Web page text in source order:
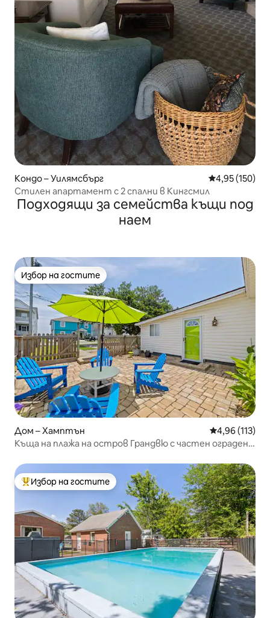
Кондо – Уилямсбърг Средна
4,95 (150)
Стилен апартамент с 2 спални в Кингсмил
Подходящи за семейства къщи под
наем
Избор на гостите
Избор на гостите
Дом – Хамптън Средна
4,96 (113)
Къща на плажа на остров Грандвю с частен ограден
Най-популярен избор на гостите
Избор на гостите